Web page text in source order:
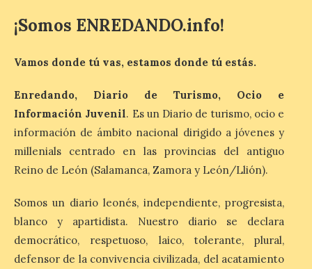
9 Ago 2026
Iberia Marimba es un es
celebra en el mes de
agosto en la localidad
gallega de Merza, dedicado a la marimba y
la música de cámara. La Plaza del
Ayuntamiento de Ponferrada acogerá
este domingo, […]
MADO Madrid Orgullo
2026 vuelve a situarse
como uno de los
principales motores
¡Somos ENREDANDO.info!
Vamos donde tú vas, estamos donde tú estás.
Enredando, Diario de Turismo, Ocio e
Información Juvenil. Es un Diario de turismo, ocio e
información de ámbito nacional dirigido a jóvenes y
millenials centrado en las provincias del antiguo
Reino de León (Salamanca, Zamora y León/Llión).
Somos un diario leonés, independiente, progresista,
blanco y apartidista. Nuestro diario se declara
democrático, respetuoso, laico, tolerante, plural,
defensor de la convivencia civilizada, del acatamiento